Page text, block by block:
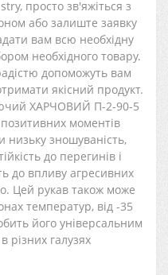
просто зв'яжіться з
або залиште заявку
вам всю необхідну
необхідного товару.
допоможуть вам
якісний продукт.
ХАРЧОВИЙ П-2-90-5
моментів
зношуваність,
до перегинів і
до впливу агресивних
Цей рукав також може
температур, від -35
його універсальним
різних галузях